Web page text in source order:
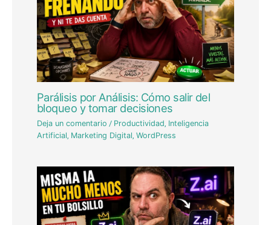
Parálisis por Análisis: Cómo salir del
bloqueo y tomar decisiones
Deja un comentario / Productividad Inteligencia
Artificial Marketing Digital ,WordPress